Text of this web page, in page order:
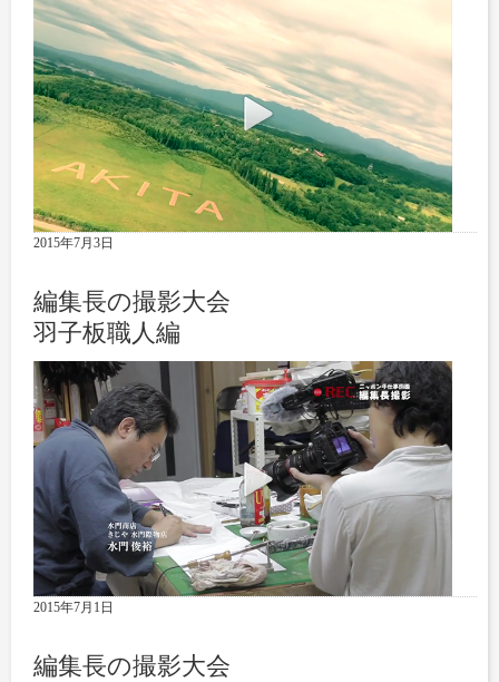
2015年7月3日
編集長の撮影大会
羽子板職人編
2015年7月1日
編集長の撮影大会